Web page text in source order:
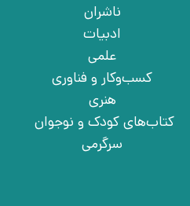
ناشران
ادبیات
علمی
کسب‌وکار و فناوری
هنری
کتاب‌های کودک و نوجوان
سرگرمی